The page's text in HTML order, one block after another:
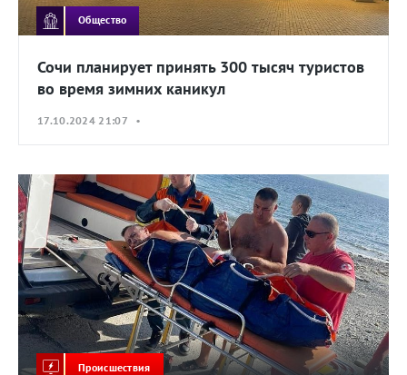
Общество
Сочи планирует принять 300 тысяч туристов
во время зимних каникул
17.10.2024 21:07 •
Происшествия